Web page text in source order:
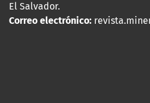
El Salvador.
Correo electrónico: